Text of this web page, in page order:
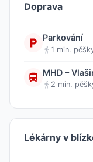
Doprava
Parkování
1 min.
MHD –
2 min.
Lékárny v